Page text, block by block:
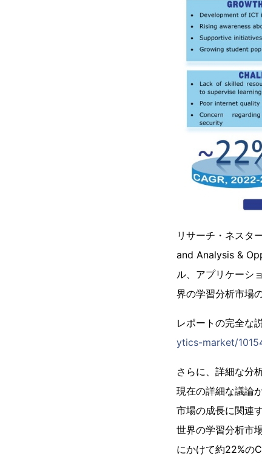
リサーチ・ネスタ
and Analysis &
ル、アプリケーシ
界の学習分析市場
レポートの完全な
ytics-market/
さらに、詳細な分
現在の詳細な議論
市場の成長に関連
世界の学習分析市
にかけて約22%の